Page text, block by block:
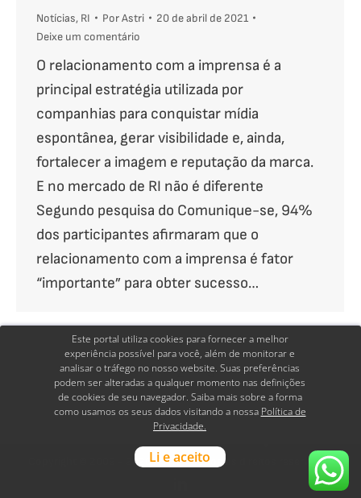
Notícias, RI PorAstri
20 de abril de 2021
Deixe um comentário
O relacionamento com a imprensa é a
principal estratégia utilizada por
companhias para conquistar mídia
espontânea, gerar visibilidade e, ainda,
fortalecer a imagem e reputação da marca.
E no mercado de RI não é diferente
Segundo pesquisa do Comunique-se, 94%
dos participantes afirmaram que o
relacionamento com a imprensa é fator
“importante” para obter sucesso…
1 2 3 →
Copyright © 2009 - 2026 ASTRI - Todos os direitos reservados
Este portal utiliza cookies para fornecer a melhor
experiência possível para você, além de monitorar e
analisar o tráfego no nosso website. Suas preferências
podem ser alteradas a qualquer momento nas definições
de cookies de seu navegador. Saiba mais sobre a forma
como usamos os seus dados visitando a nossa Política de
Privacidade.
Li e aceito